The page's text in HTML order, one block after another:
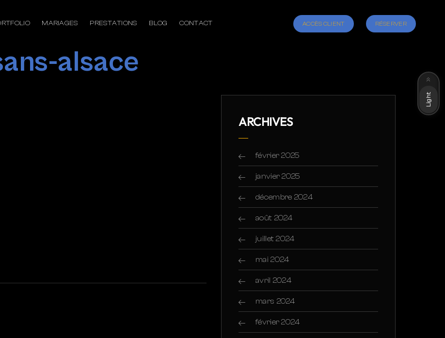
MARIAGES PRESTATIONS BLOG CONTACT ACCÈS CLIENT RÉSERVER
alsace
ARCHIVES
février 2025
janvier 2025
décembre 2024
août 2024
juillet 2024
mai 2024
avril 2024
mars 2024
février 2024
Light
Dark